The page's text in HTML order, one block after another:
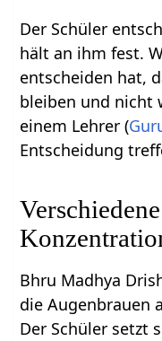
Der Schüler
hält an ihm fest.
entscheiden hat,
bleiben und nicht
einem Lehrer (
Entscheidung
Verschiedene
Bhru Madhya
die Augenbrauen
Der Schüler setzt